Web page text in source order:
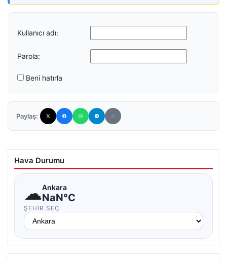
Kullanıcı adı:
Parola:
Beni hatırla
Paylaş:
Hava Durumu
☁Ankara
NaN°C
ŞEHIR SEÇ